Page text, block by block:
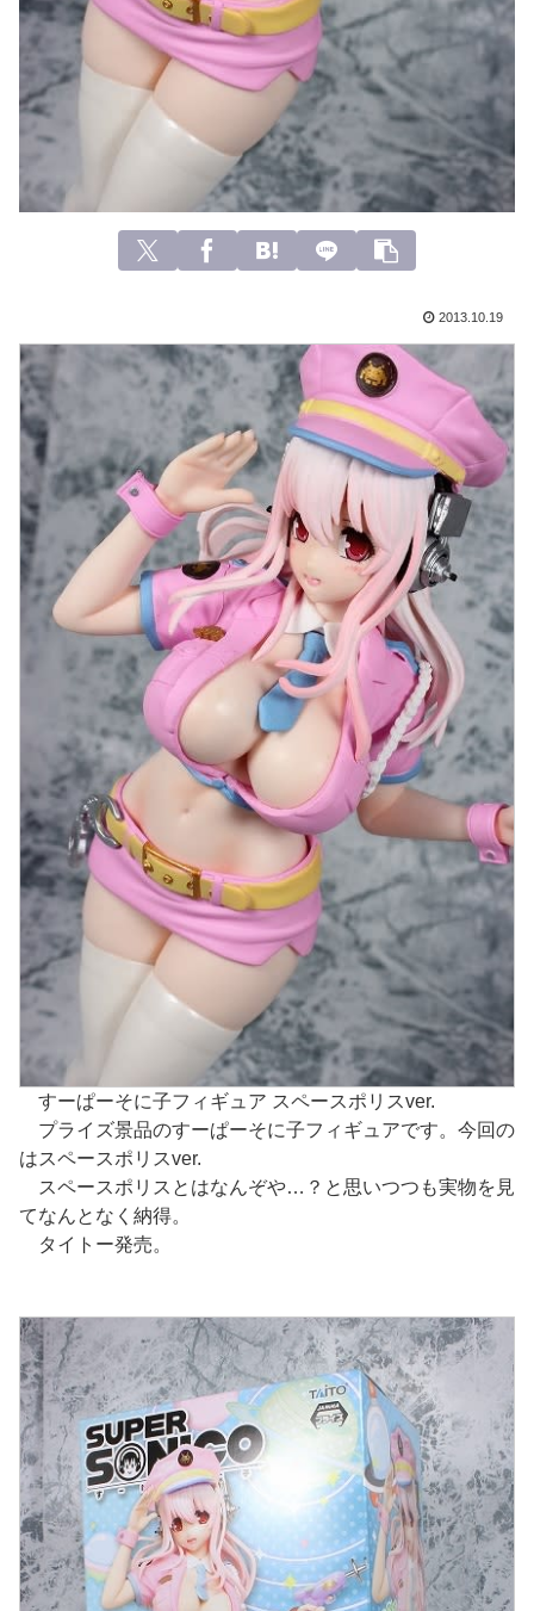
2013.10.19
すーぱーそに子フィギュア スペースポリスver.
プライズ景品のすーぱーそに子フィギュアです。今回の
はスペースポリスver.
スペースポリスとはなんぞや…？と思いつつも実物を見
てなんとなく納得。
タイトー発売。